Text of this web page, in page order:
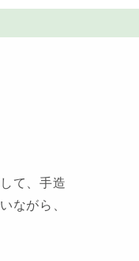
て、手造
ながら、